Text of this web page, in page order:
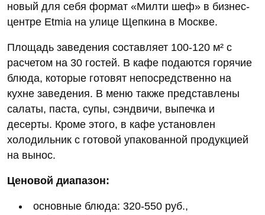
новый для себя формат «Милти шеф» в бизнес-
центре Etmia на улице Щепкина в Москве.
Площадь заведения составляет 100-120 м² с
расчетом на 30 гостей. В кафе подаются горячие
блюда, которые готовят непосредственно на
кухне заведения. В меню также представлены
салаты, паста, супы, сэндвичи, выпечка и
десерты. Кроме этого, в кафе установлен
холодильник с готовой упакованной продукцией
на вынос.
Ценовой диапазон:
основные блюда: 320-550 руб.,